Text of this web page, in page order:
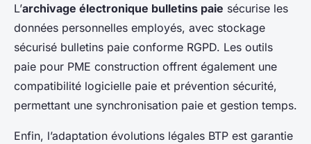
L’archivage électronique bulletins paie sécurise les
données personnelles employés, avec stockage
sécurisé bulletins paie conforme RGPD. Les outils
paie pour PME construction offrent également une
compatibilité logicielle paie et prévention sécurité,
permettant une synchronisation paie et gestion temps.
Enfin, l’adaptation évolutions légales BTP est garantie